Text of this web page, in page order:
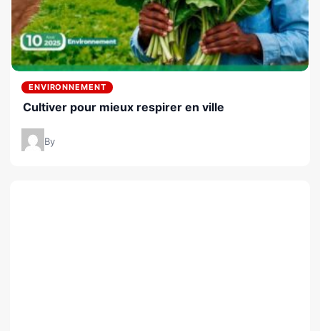
ENVIRONNEMENT
Cultiver pour mieux respirer en ville
By